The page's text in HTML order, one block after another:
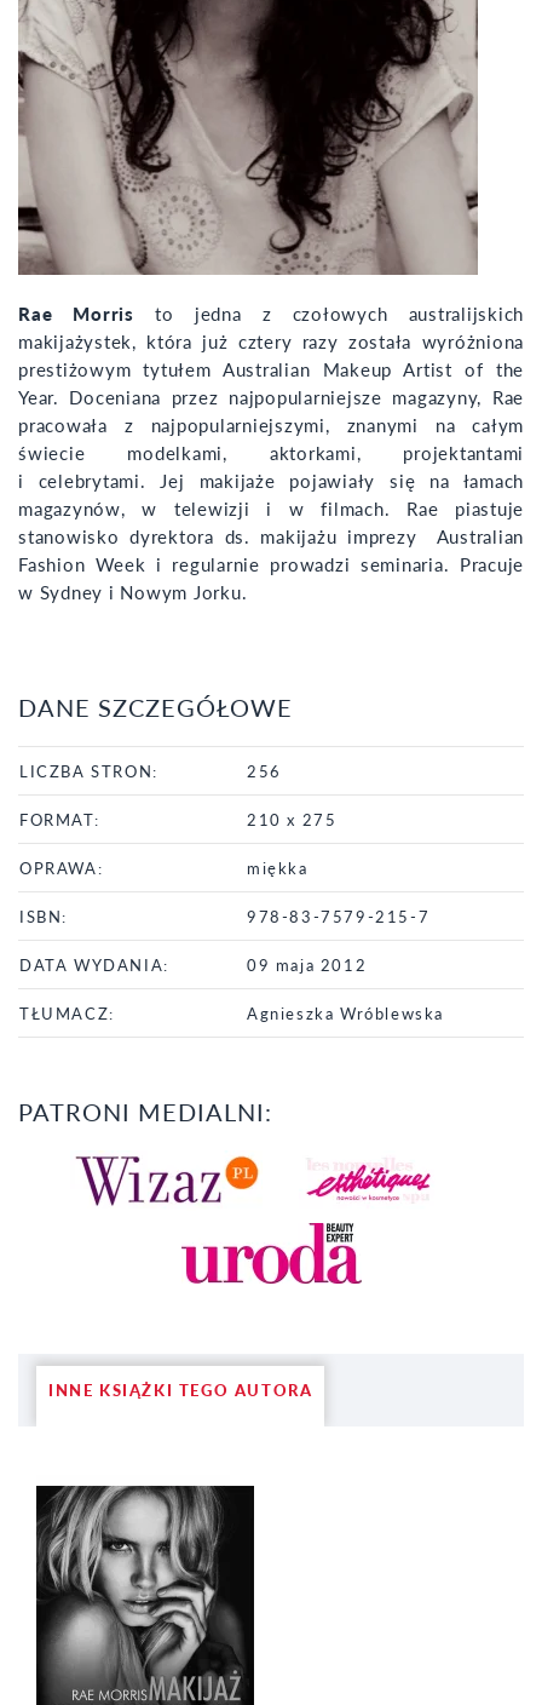
Rae Morris to jedna z czołowych australijskich
makijażystek, która już cztery razy została wyróżniona
prestiżowym tytułem Australian Makeup Artist of the
Year. Doceniana przez najpopularniejsze magazyny, Rae
pracowała z najpopularniejszymi, znanymi na całym
świecie modelkami, aktorkami, projektantami
i celebrytami. Jej makijaże pojawiały się na łamach
magazynów, w telewizji i w filmach. Rae piastuje
stanowisko dyrektora ds. makijażu imprezy Australian
Fashion Week i regularnie prowadzi seminaria. Pracuje
w Sydney i Nowym Jorku.
DANE SZCZEGÓŁOWE
LICZBA STRON: 256
FORMAT: 210 x 275
OPRAWA: miękka
ISBN: 978-83-7579-215-7
DATA WYDANIA: 09 maja 2012
TŁUMACZ: Agnieszka Wróblewska
PATRONI MEDIALNI:
INNE KSIĄŻKI TEGO AUTORA